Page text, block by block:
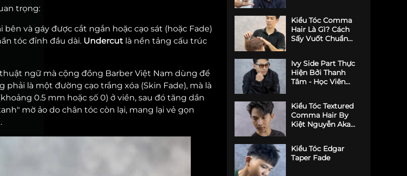
trọng:
và gáy được cắt ngắn hoặc cạo sát (hoặc Fade)
tóc đỉnh đầu dài. Undercut là nền tảng cấu trúc
ngữ mà cộng đồng Barber Việt Nam dùng để
là một đường cạo trắng xóa (Skin Fade), mà là
0.5 mm hoặc số 0) ở viền, sau đó tăng dần
mờ ảo do chân tóc còn lại, mang lại vẻ gọn
Kiểu Tóc Comma
Hair Là Gì? Cách
Sấy Vuốt Chuẩn
Ivy Side Part Thực
Hiện Bởi Thanh
Tâm - Học Viên
Kiểu Tóc Textured
Comma Hair By
Kiệt Nguyễn Aka
Kiểu Tóc Edgar
Taper Fade